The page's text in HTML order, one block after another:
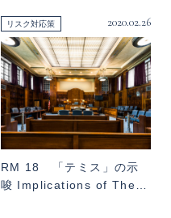
リスク対応策 2020.02.26
RM 18 「テミス」の示
唆 Implications of The…